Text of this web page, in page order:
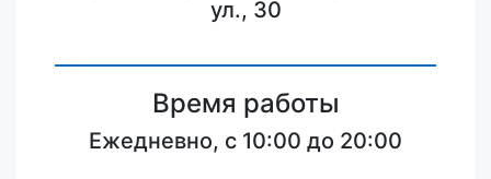
ул., 30
Время работы
Ежедневно, с 10:00 до 20:00